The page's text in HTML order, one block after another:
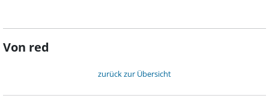
Von red
zurück zur Übersicht